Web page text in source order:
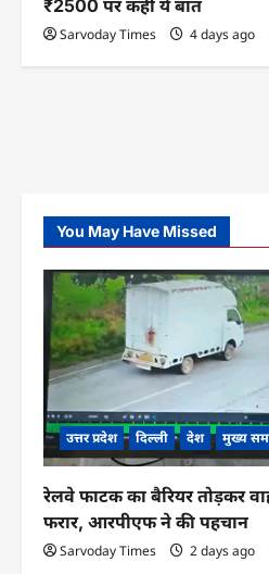
a
₹2500 पर कही ये बात
Sarvoday Times 4 days ago
You May Have Missed
उत्तर प्रदेश दिल्ली देश मुख्य
रेलवे फाटक का बैरियर तोड़कर
फरार, आरपीएफ ने की पहचान
Sarvoday Times 2 days ago